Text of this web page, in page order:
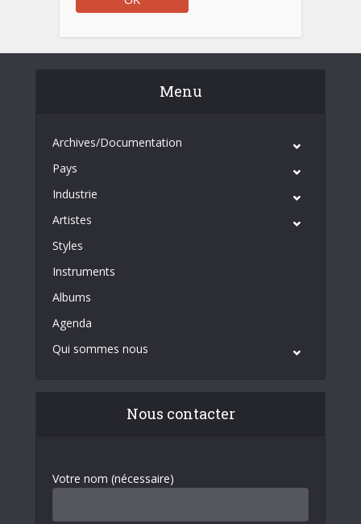
Menu
Archives/Documentation
Pays
Industrie
Artistes
Styles
Instruments
Albums
Agenda
Qui sommes nous
Nous contacter
Votre nom (nécessaire)